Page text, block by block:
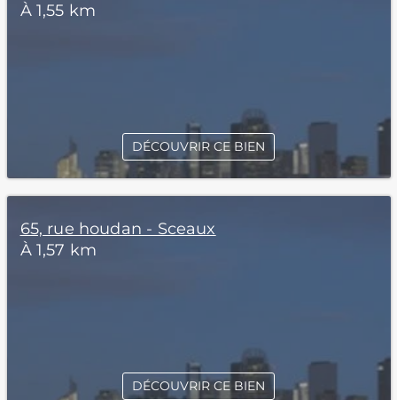
À 1,55 km
DÉCOUVRIR CE BIEN
65, rue houdan - Sceaux
À 1,57 km
DÉCOUVRIR CE BIEN